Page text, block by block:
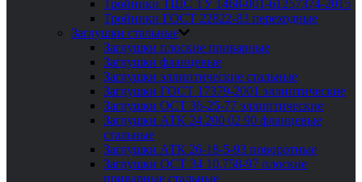
Тройники ТШС ТУ 1468-001-61257374-2015
Тройники ГОСТ 22822-83 переходные
Заглушки стальные
Заглушки плоские приварные
Заглушки фланцевые
Заглушки эллиптические стальные
Заглушки ГОСТ 17379-2001 эллиптические
Заглушки ОСТ 36-25-77 эллиптические
Заглушки АТК 24.200 02 90 фланцевые
стальные
Заглушки АТК 26-18-5-93 поворотные
Заглушки ОСТ 34 10.758-97 плоские
приварные стальные